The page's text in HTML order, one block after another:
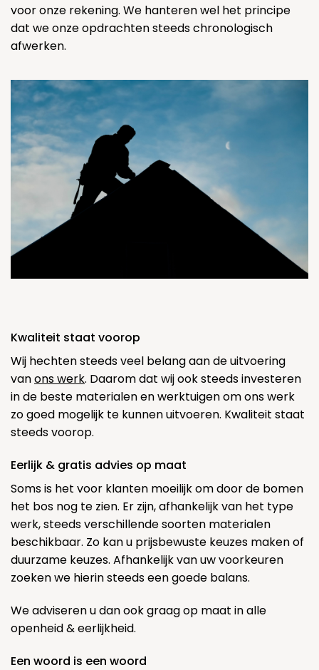
voor onze rekening. We hanteren wel het principe
dat we onze opdrachten steeds chronologisch
afwerken.
Kwaliteit staat voorop
Wij hechten steeds veel belang aan de uitvoering
vanons werk. Daarom dat wij ook steeds investeren
in de beste materialen en werktuigen om ons werk
zo goed mogelijk te kunnen uitvoeren. Kwaliteit staat
steeds voorop.
Eerlijk & gratis advies op maat
Soms is het voor klanten moeilijk om door de bomen
het bos nog te zien. Er zijn, afhankelijk van het type
werk, steeds verschillende soorten materialen
beschikbaar. Zo kan u prijsbewuste keuzes maken of
duurzame keuzes. Afhankelijk van uw voorkeuren
zoeken we hierin steeds een goede balans.
We adviseren u dan ook graag op maat in alle
openheid & eerlijkheid.
Een woord is een woord